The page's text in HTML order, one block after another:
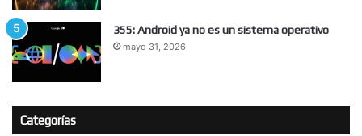
355: Android ya no es un sistema operativo
mayo 31, 2026
Categorías